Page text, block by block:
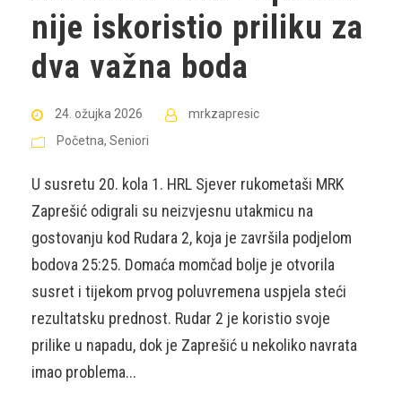
nije iskoristio priliku za
dva važna boda
24. ožujka 2026
mrkzapresic
Početna, Seniori
U susretu 20. kola 1. HRL Sjever rukometaši MRK
Zaprešić odigrali su neizvjesnu utakmicu na
gostovanju kod Rudara 2, koja je završila podjelom
bodova 25:25. Domaća momčad bolje je otvorila
susret i tijekom prvog poluvremena uspjela steći
rezultatsku prednost. Rudar 2 je koristio svoje
prilike u napadu, dok je Zaprešić u nekoliko navrata
imao problema...